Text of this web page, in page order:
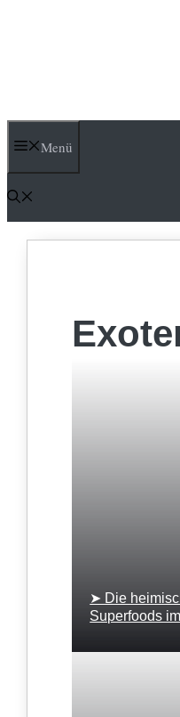
Menü
➤ Die
Superfoods